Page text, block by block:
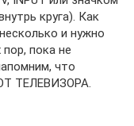
круга). Как
и нужно
пока не
что
ТЕЛЕВИЗОРА.